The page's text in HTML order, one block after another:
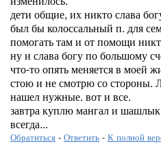
дети общие, их никто слава
был бы колоссальный п. для
помогать там и от помощи
ну и слава богу по большому
что-то опять меняется в моей
стою и не смотрю со стороны.
нашел нужные. вот и все.
завтра куплю мангал и
всегда...
Обратиться - Ответить - К полной